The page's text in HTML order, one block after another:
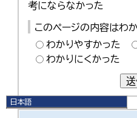
日本語
考にならなかった
このページの内容はわ
わかりやすかった
わかりにくかった